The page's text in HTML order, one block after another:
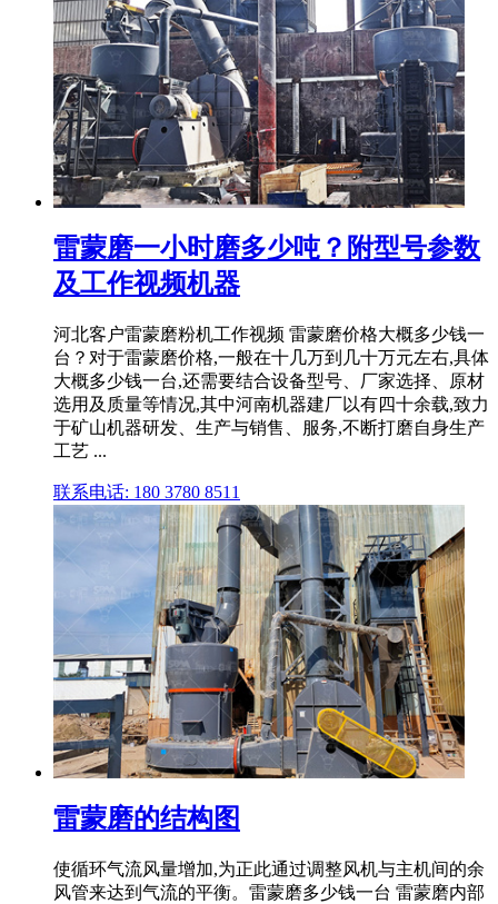
雷蒙磨一小时磨多少吨？附型号参数
及工作视频机器
河北客户雷蒙磨粉机工作视频 雷蒙磨价格大概多少钱一
台？对于雷蒙磨价格,一般在十几万到几十万元左右,具体
大概多少钱一台,还需要结合设备型号、厂家选择、原材
选用及质量等情况,其中河南机器建厂以有四十余载,致力
于矿山机器研发、生产与销售、服务,不断打磨自身生产
工艺 ...
联系电话: 180 3780 8511
雷蒙磨的结构图
使循环气流风量增加,为正此通过调整风机与主机间的余
风管来达到气流的平衡。雷蒙磨多少钱一台 雷蒙磨内部